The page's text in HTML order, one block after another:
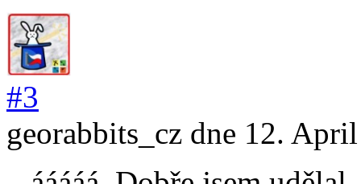
#3
georabbits_cz dne 12.